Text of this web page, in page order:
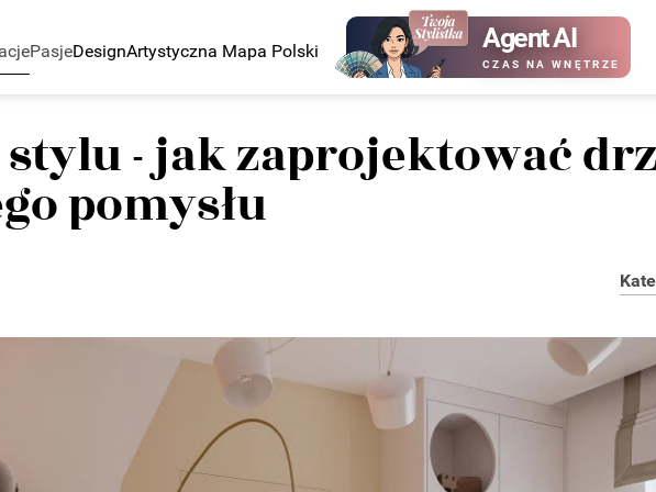
PasjeDesignArtystyczna Mapa Polski Agent AI
CZAS NA WNĘTRZE
- jak zaprojektować
pomysłu